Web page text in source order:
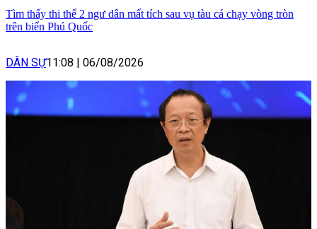
Tìm thấy thi thể 2 ngư dân mất tích sau vụ tàu cá chạy vòng tròn
trên biển Phú Quốc
DÂN SỰ11:08 06/08/2026